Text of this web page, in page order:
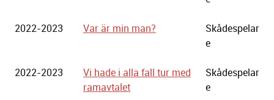
2022-2023 Var är min man?
Skådespelar
e
2022-2023
Vi hade i alla fall tur med
ramavtalet
Skådespelar
e